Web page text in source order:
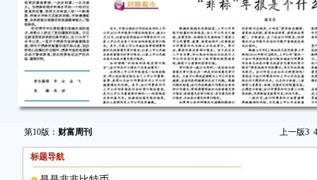
第10版： 财富周刊 上一版3 4
标题导航